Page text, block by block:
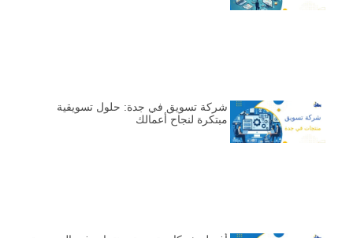
شركة تسويق في جدة: حلول تسويقية
مبتكرة لنجاح أعمالك